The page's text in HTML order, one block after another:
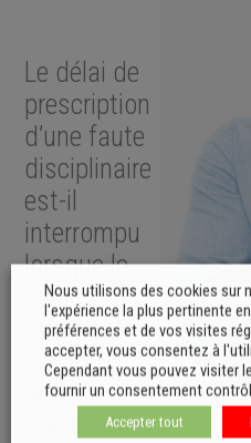
Le délai de
prescription
d’une faute
disciplinaire
est-il
interrompu
lorsque le
salarié
fautif est
placé en
arrêt
maladie ?
Nous utilisons des cookies sur
l'expérience la plus pertinente
préférences et de vos visites
accepter, vous consentez à
Cependant vous pouvez visiter
fournir un consentement
Accepter tout